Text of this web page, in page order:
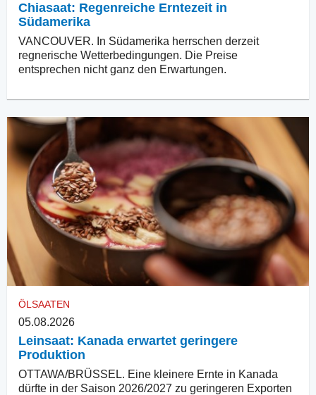
Chiasaat: Regenreiche Erntezeit in
Südamerika
VANCOUVER. In Südamerika herrschen derzeit
regnerische Wetterbedingungen. Die Preise
entsprechen nicht ganz den Erwartungen.
ÖLSAATEN
05.08.2026
Leinsaat: Kanada erwartet geringere
Produktion
OTTAWA/BRÜSSEL. Eine kleinere Ernte in Kanada
dürfte in der Saison 2026/2027 zu geringeren Exporten